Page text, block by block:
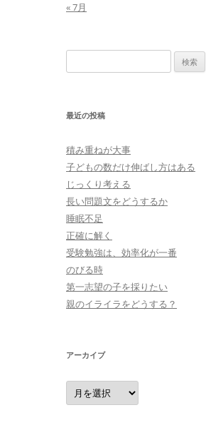
« 7月
索:
最近の投稿
積み重ねが大事
子どもの数だけ伸ばし方はある
じっくり考える
長い問題文をどうするか
睡眠不足
正確に解く
受験勉強は、効率化が一番
のびる時
第一志望の子を採りたい
親のイライラをどうする？
アーカイブ
ア
ー
カ